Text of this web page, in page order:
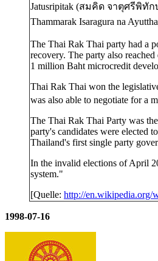
Jatusripitak (สมคิด จาตุศรีพิทัก
Thammarak Isaragura na
The Thai Rak Thai party had a
recovery. The party also
1 million Baht microcredit
Thai Rak Thai won the
was also able to negotiate for a
The Thai Rak Thai Party was
party's candidates were elected
Thailand's first single party
In the invalid elections of April
system."
[Quelle: http://en.wikipedia.org/
1998-07-16